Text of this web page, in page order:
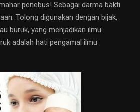
penebus! Sebagai darma bakti
Tolong digunakan dengan bijak,
buruk, yang menjadikan ilmu
adalah hati pengamal ilmu